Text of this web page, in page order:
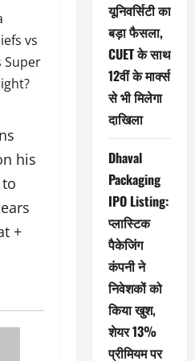
his
+
यूनिवर्सिटी का
बड़ा फैसला,
CUET के साथ
12वीं के मार्क्स
से भी मिलेगा
दाखिला
Dhaval
Packaging
IPO Listing:
प्लास्टिक
पैकेजिंग
कंपनी ने
निवेशकों को
किया खुश,
शेयर 13%
प्रीमियम पर